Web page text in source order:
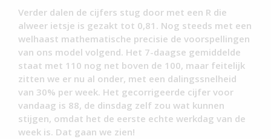
Verder dalen de cijfers stug door met een R die
alweer ietsje is gezakt tot 0,81. Nog steeds met een
welhaast mathematische precisie de voorspellingen
van ons model volgend. Het 7-daagse gemiddelde
staat met 110 nog net boven de 100, maar feitelijk
zitten we er nu al onder, met een dalingssnelheid
van 30% per week. Het gecorrigeerde cijfer voor
vandaag is 88, de dinsdag zelf zou wat kunnen
stijgen, omdat het de eerste echte werkdag van de
week is. Dat gaan we zien!